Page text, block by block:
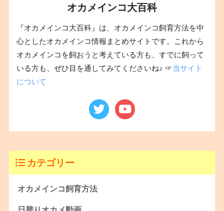
オカメインコ大百科
『オカメインコ大百科』は、オカメインコ飼育方法を中
心としたオカメインコ情報まとめサイトです。これから
オカメインコを飼おうと考えている方も、すでに飼って
いる方も、ぜひ目を通してみてくださいね♪ ☞当サイト
について
カテゴリー
オカメインコ飼育方法